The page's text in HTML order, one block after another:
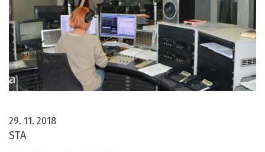
29. 11. 2018
STA